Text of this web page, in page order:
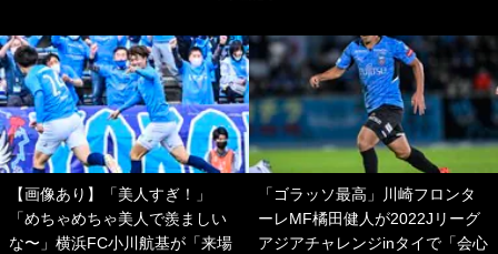
【画像あり】「美人すぎ！」
「めちゃめちゃ美人で羨ましい
な〜」横浜FC小川航基が「来場
「ゴラッソ最高」川崎フロンタ
ーレMF橘田健人が2022Jリーグ
アジアチャレンジinタイで「会心